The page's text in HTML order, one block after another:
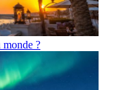
monde ?